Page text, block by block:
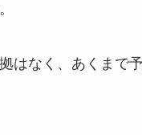
はなく、あくまで